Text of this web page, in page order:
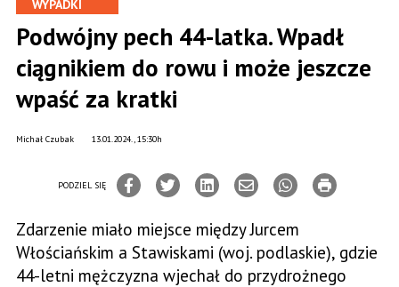
WYPADKI
Podwójny pech 44-latka. Wpadł
ciągnikiem do rowu i może jeszcze
wpaść za kratki
13.01.2024., 15:30h
Michał Czubak
PODZIEL SIĘ
Zdarzenie miało miejsce między Jurcem
Włościańskim a Stawiskami (woj. podlaskie), gdzie
44-letni mężczyzna wjechał do przydrożnego